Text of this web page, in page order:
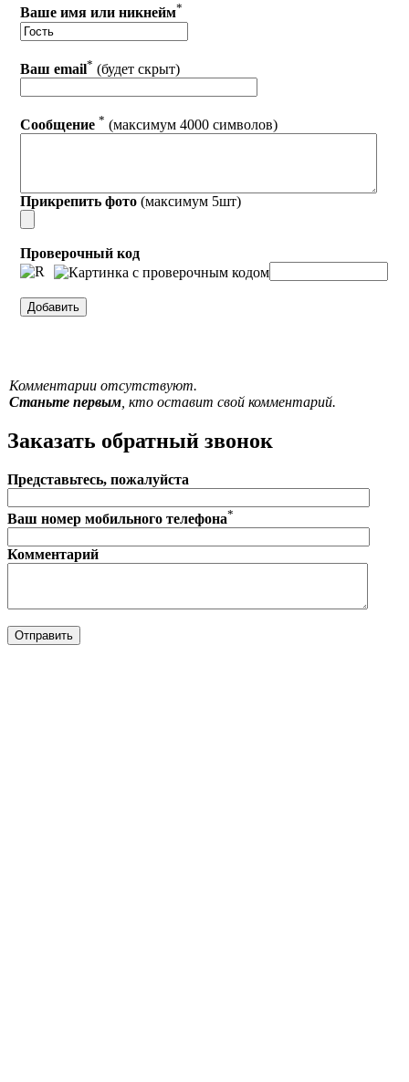
Ваше имя или никнейм*
Ваш email* (будет скрыт)
Сообщение * (максимум 4000 символов)
Прикрепить фото (максимум 5шт)
Проверочный код
Комментарии отсутствуют.
Станьте первым, кто оставит свой комментарий.
Заказать обратный звонок
Представьтесь, пожалуйста
Ваш номер мобильного телефона*
Комментарий